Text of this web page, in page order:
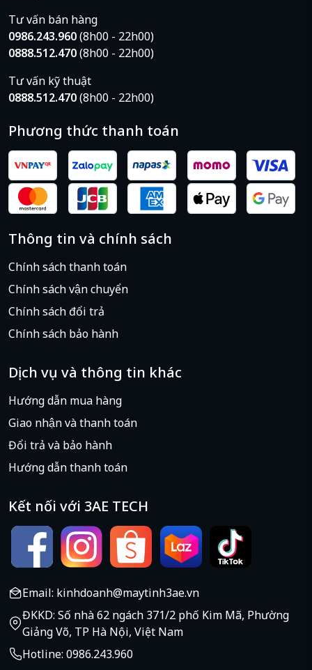
Bàn phím số nhập liệu thuận tiện
chuyên dụng cho những ngành nghề cần nhập liệu
tốt, chính xác, khoảng cách phím giúp phân biệt dễ
Tư vấn bán hàng
0986.243.960(8h00 - 22h00)
0888.512.470(8h00 - 22h00)
Tư vấn kỹ thuật
0888.512.470(8h00 - 22h00)
Phương thức thanh toán
Thông tin và chính sách
Chính sách thanh toán
Chính sách vận chuyển
Chính sách đổi trả
Chính sách bảo hành
Dịch vụ và thông tin khác
Hướng dẫn mua hàng
Giao nhận và thanh toán
Đổi trả và bảo hành
Hướng dẫn thanh toán
Kết nối với 3AE TECH
Email: kinhdoanh@maytinh3ae.vn
ĐKKD: Số nhà 62 ngách 371/2 phố Kim Mã, Phường
Giảng Võ, TP Hà Nội, Việt Nam
Hotline: 0986.243.960